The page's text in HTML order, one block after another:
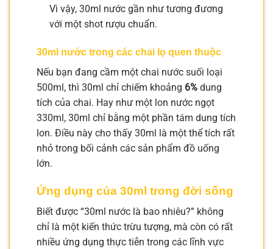
Vì vậy, 30ml nước gần như tương đương
với một shot rượu chuẩn.
30ml nước trong các chai lọ quen thuộc
Nếu bạn đang cầm một chai nước suối loại
500ml, thì 30ml chỉ chiếm khoảng 6% dung
tích của chai. Hay như một lon nước ngọt
330ml, 30ml chỉ bằng một phần tám dung tích
lon. Điều này cho thấy 30ml là một thể tích rất
nhỏ trong bối cảnh các sản phẩm đồ uống
lớn.
Ứng dụng của 30ml trong đời sống
Biết được “30ml nước là bao nhiêu?” không
chỉ là một kiến thức trừu tượng, mà còn có rất
nhiều ứng dụng thực tiễn trong các lĩnh vực